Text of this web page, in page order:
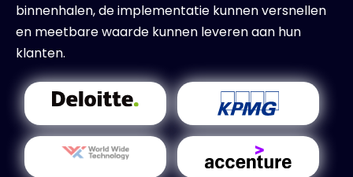
binnenhalen, de implementatie kunnen versnellen
en meetbare waarde kunnen leveren aan hun
klanten.